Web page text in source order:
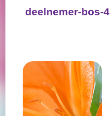
deelnemer-bos-4